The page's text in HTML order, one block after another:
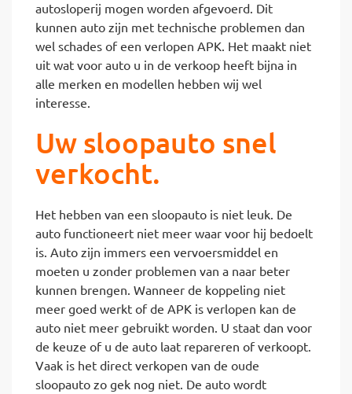
autosloperij mogen worden afgevoerd. Dit
kunnen auto zijn met technische problemen dan
wel schades of een verlopen APK. Het maakt niet
uit wat voor auto u in de verkoop heeft bijna in
alle merken en modellen hebben wij wel
interesse.
Uw sloopauto snel
verkocht.
Het hebben van een sloopauto is niet leuk. De
auto functioneert niet meer waar voor hij bedoelt
is. Auto zijn immers een vervoersmiddel en
moeten u zonder problemen van a naar beter
kunnen brengen. Wanneer de koppeling niet
meer goed werkt of de APK is verlopen kan de
auto niet meer gebruikt worden. U staat dan voor
de keuze of u de auto laat repareren of verkoopt.
Vaak is het direct verkopen van de oude
sloopauto zo gek nog niet. De auto wordt